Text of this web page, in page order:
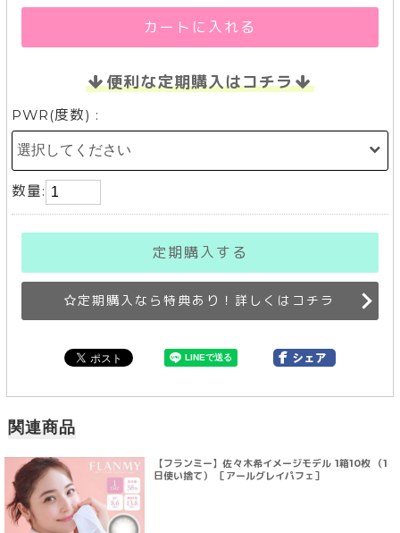
カートに入れる
便利な定期購入はコチラ
PWR(度数) :
数量:
定期購入する
定期購入なら特典あり！詳しくはコチラ
関連商品
【フランミー】佐々木希イメージモデル 1箱10枚 （1
日使い捨て） ［アールグレイパフェ］